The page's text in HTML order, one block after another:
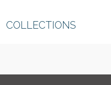
COLLECTIONS